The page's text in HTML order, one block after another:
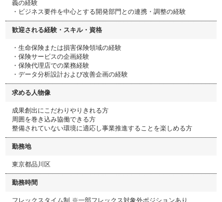
義の経験
・ビジネス要件を中心とする開発部門との連携・調整の経験
歓迎される経験・スキル・資格
・生命保険または損害保険領域の経験
・保険サービスの企画経験
・保険代理店での業務経験
・データ分析設計および改善企画の経験
求める人物像
成果創出にこだわりやりきれる方
周囲を巻き込み協働できる方
整備されていない環境に適応し事業推進することを楽しめる方
勤務地
東京都品川区
勤務時間
フレックスタイム制 ※一部フレックス対象外ポジションあり